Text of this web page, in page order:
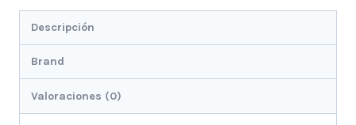
Descripción
Brand
Valoraciones (0)